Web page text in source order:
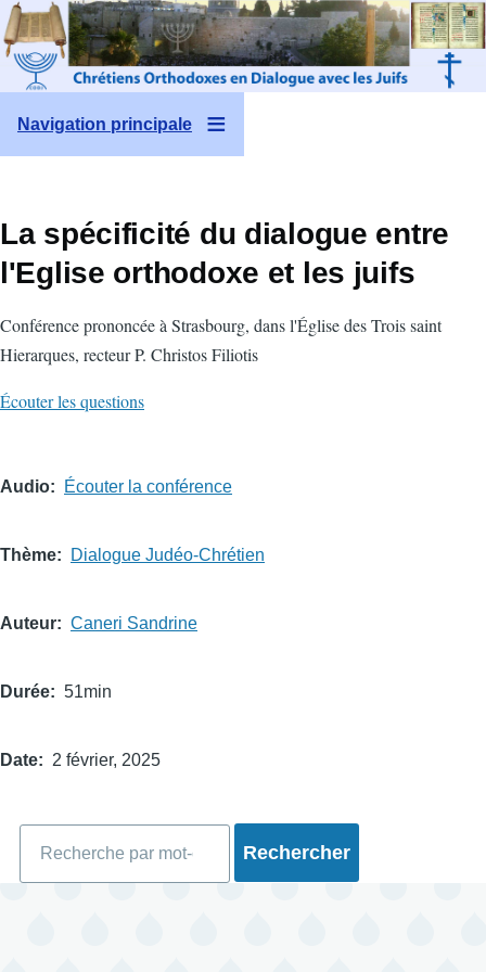
Aller au contenu principal
Navigation principale
La spécificité du dialogue entre
l'Eglise orthodoxe et les juifs
Conférence prononcée à Strasbourg, dans l'Église des Trois saint
Hierarques, recteur P. Christos Filiotis
Écouter les questions
Audio Écouter la conférence
Thème Dialogue Judéo-Chrétien
Auteur Caneri Sandrine
Durée 51min
Date 2 février, 2025